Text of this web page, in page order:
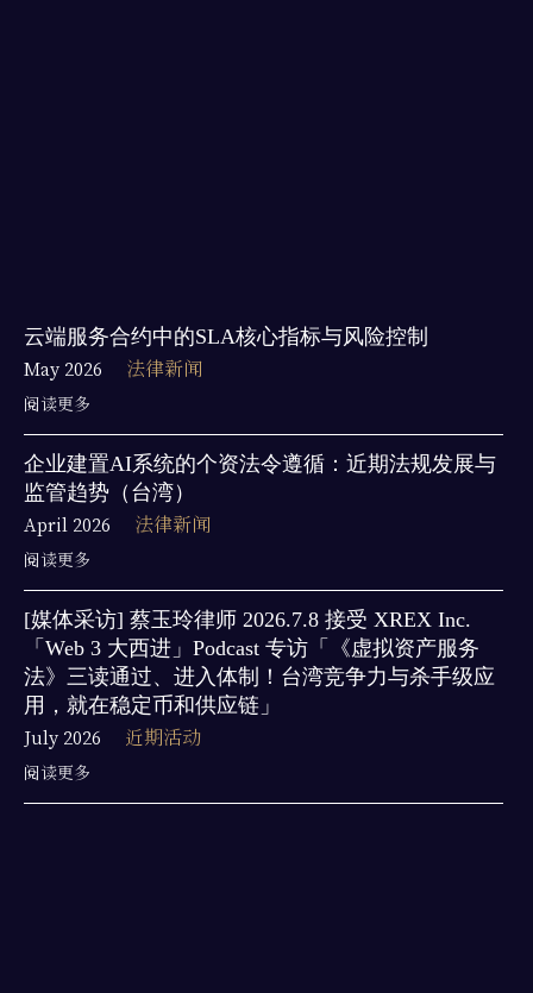
云端服务合约中的SLA核心指标与风险控制
May 2026
法律新闻
阅读更多
企业建置AI系统的个资法令遵循：近期法规发展与
监管趋势（台湾）
April 2026
法律新闻
阅读更多
[媒体采访] 蔡玉玲律师 2026.7.8 接受 XREX Inc.
「Web 3 大西进」Podcast 专访「《虚拟资产服务
法》三读通过、进入体制！台湾竞争力与杀手级应
用，就在稳定币和供应链」
July 2026
近期活动
阅读更多